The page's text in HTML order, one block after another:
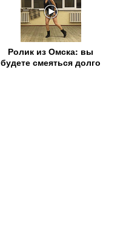
Ролик из Омска: вы
будете смеяться долго